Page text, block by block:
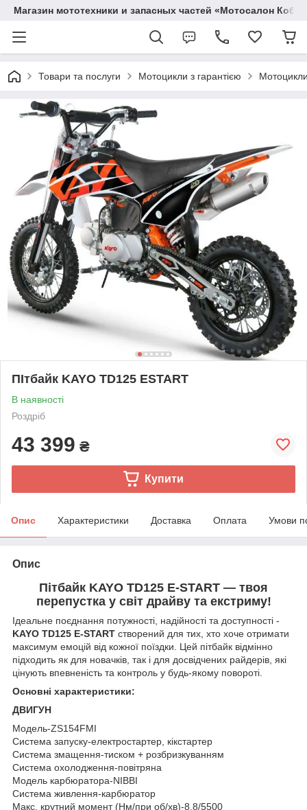
Магазин мототехники и запасных частей «Мотосалон
Товари та послуги Мотоцикли з гарантією
ПІтбайк KAYO TD125 ESTART
В наявності
Роздріб
43 399 ₴
Купити
Опис Характеристики Доставка Оплата Умови
Опис
Пітбайк KAYO TD125 E-START — твоя
перепустка у світ драйву та екстриму!
Ідеальне поєднання потужності, надійності та доступності -
KAYO TD125 E-START створений для тих, хто хоче отримати
максимум емоцій від кожної поїздки. Цей пітбайк відмінно
підходить як для новачків, так і для досвідчених райдерів, які
цінують впевненість та контроль у будь-якому повороті.
Основні характеристики:
ДВИГУН
Модель-ZS154FMI
Система запуску-електростартер, кікстартер
Система змащення-тиском + розбризкуванням
Система охолодження-повітряна
Модель карбюратора-NIBBI
Система живлення-карбюратор
Макс. крутний момент (Нм/при об/хв)-8.8/5500